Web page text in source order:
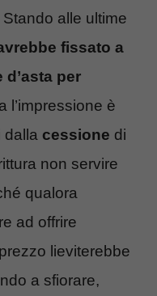
alle ultime
fissato a
per
l’impressione è
dalla cessione di
non servire
qualora
ad offrire
lieviterebbe
a sfiorare,